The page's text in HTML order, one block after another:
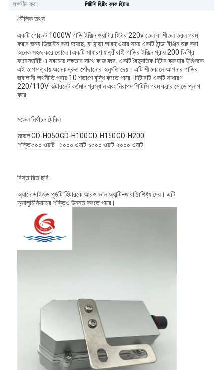
লক্ষণীয় করা:
পিটিসি হিটিং ব্লক হিটার
মৌলিক তথ্য
একটি গোল্ডেট 1000W গাড়ি ইঞ্জিন ওয়াটার হিটার 220v তেল বা শীতল তরল গরম
করার জন্য ডিজাইন করা হয়েছে, যা ঠান্ডা আবহাওয়ার সময় একটি ঠান্ডা ইঞ্জিন শুরু করা
অনেক সহজ করে তোলে।একটি সাধারণ যাত্রীবাহী গাড়ির ইঞ্জিন প্রায় 200 ডিগ্রি
ফারেনহাইট এ সবচেয়ে দক্ষতার সাথে কাজ করে. একটি বৈদ্যুতিক হিটার ব্যবহার ইঞ্জিনকে
এই তাপমাত্রায় অনেক দ্রুত পৌঁছানোর অনুমতি দেয়। এটি শীতকালে আপনার গাড়ির
জ্বালানী অর্থনীতি প্রায় 10 শতাংশ বৃদ্ধি করতে পারে।হিটারটি একটি সাধারণ
220/110V অল্টারনেট বর্তমান প্রস্থান এবং নিরাপদ পিটিসি গরম করার মোডে প্লাগ
করে.
মডেল নির্বাচন টেবিল
মডেলGD-H050GD-H100GD-H150GD-H200
শক্তি৫০০ ওয়াট ১০০০ ওয়াট ১৫০০ ওয়াট ২০০০ ওয়াট
বিস্তারিত ছবি
অ্যানোডাইজড পৃষ্ঠটি হিটারকে আরও ভাল অ্যান্টি-জারা বৈশিষ্ট্য দেয়। এটি
অ্যালুমিনিয়ামের শক্তিও উন্নত করতে পারে।